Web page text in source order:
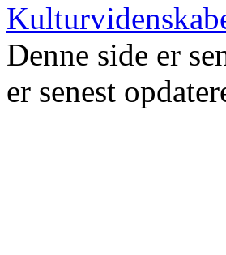
Denne side er
er senest